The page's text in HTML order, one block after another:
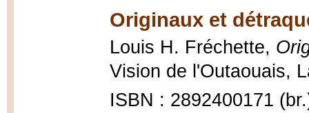
Originaux et
Louis H. Fréchette,
Vision de l'Outaouais,
ISBN : 2892400171